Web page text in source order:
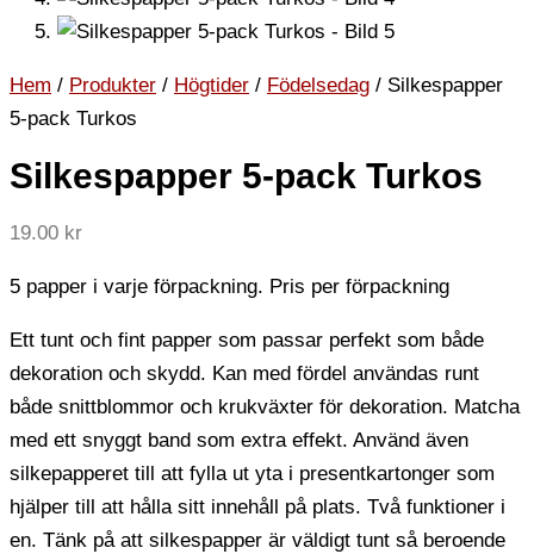
Hem / Produkter / Högtider / Födelsedag / Silkespapper
5-pack Turkos
Silkespapper 5-pack Turkos
19.00 kr
5 papper i varje förpackning. Pris per förpackning
Ett tunt och fint papper som passar perfekt som både
dekoration och skydd. Kan med fördel användas runt
både snittblommor och krukväxter för dekoration. Matcha
med ett snyggt band som extra effekt. Använd även
silkepapperet till att fylla ut yta i presentkartonger som
hjälper till att hålla sitt innehåll på plats. Två funktioner i
en. Tänk på att silkespapper är väldigt tunt så beroende